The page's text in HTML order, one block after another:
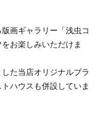
画ギャラリー「浅虫コ
お楽しみいただけま
た当店オリジナルブラ
ハウスも併設していま